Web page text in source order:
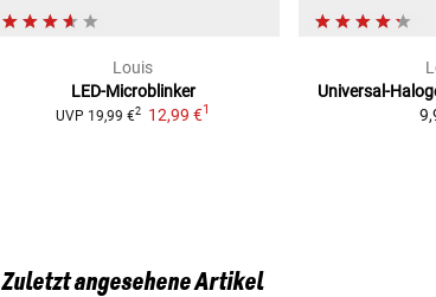
Louis
LED-Microblinker
UVP 19,99 €2 12,99 €1
Universal-
Zuletzt angesehene Artikel